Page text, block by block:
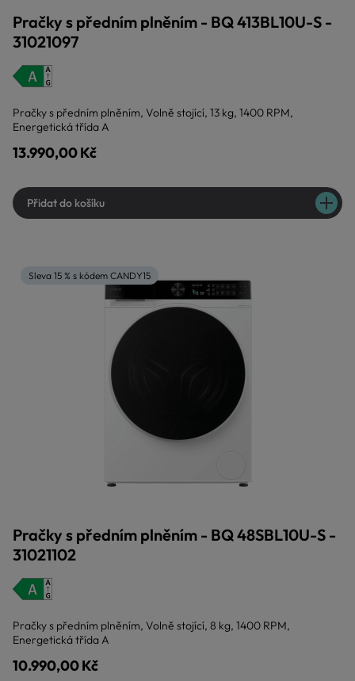
Pračky s předním plněním - BQ 413BL10U-S -
31021097
Pračky s předním plněním, Volně stojící, 13 kg, 1400 RPM,
Energetická třída A
13.990,00 Kč
Přidat do košíku
Sleva 15 % s kódem CANDY15
Pračky s předním plněním - BQ 48SBL10U-S -
31021102
Pračky s předním plněním, Volně stojící, 8 kg, 1400 RPM,
Energetická třída A
10.990,00 Kč